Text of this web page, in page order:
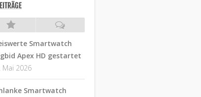
Smartwatch
Apex HD gestartet
Mai 2026
Smartwatch